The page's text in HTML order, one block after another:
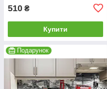
510 ₴
Купити
Подарунок